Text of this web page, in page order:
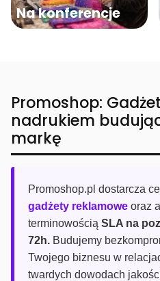
Na konferencje
Promoshop:
nadrukiem
markę
Promoshop.pl dostarcza
gadżety reklamowe oraz
terminowością SLA na
72h. Budujemy
Twojego biznesu w
twardych dowodach